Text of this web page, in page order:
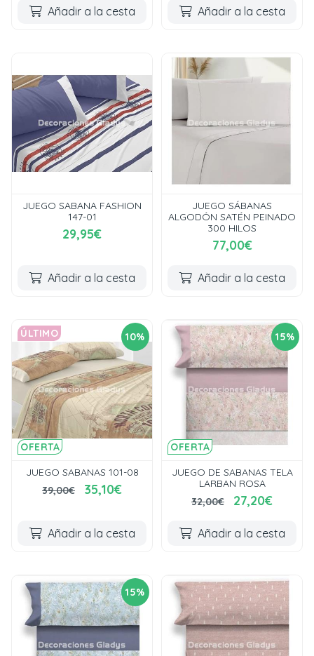
Añadir a la cesta Añadir a la cesta
JUEGO SABANA FASHION
147-01
29,95€
Añadir a la cesta
JUEGO SÁBANAS
ALGODÓN SATÉN PEINADO
300 HILOS
77,00€
Añadir a la cesta
10%
OFERTA
ÚLTIMO
JUEGO SABANAS 101-08
39,00€
35,10€
Añadir a la cesta
15%
OFERTA
JUEGO DE SABANAS TELA
LARBAN ROSA
32,00€
27,20€
Añadir a la cesta
15%